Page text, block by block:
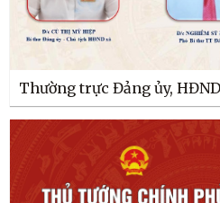
Thường trực Đảng ủy,